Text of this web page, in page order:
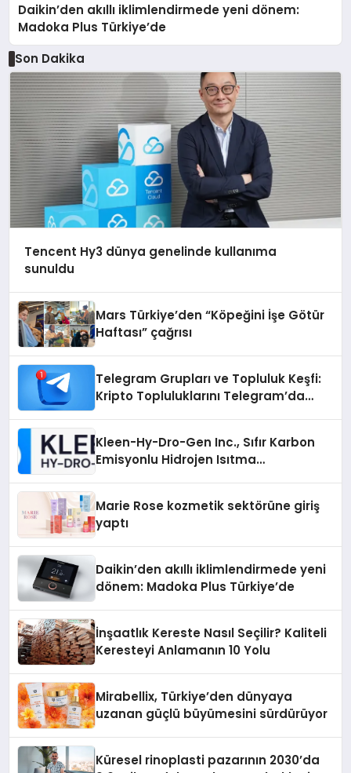
Daikin’den akıllı iklimlendirmede yeni dönem:
Madoka Plus Türkiye’de
Son Dakika
Tencent Hy3 dünya genelinde kullanıma
sunuldu
Mars Türkiye’den “Köpeğini İşe Götür
Haftası” çağrısı
Telegram Grupları ve Topluluk Keşfi:
Kripto Topluluklarını Telegram’da
Kleen-Hy-Dro-Gen Inc., Sıfır Karbon
Emisyonlu Hidrojen Isıtma
Marie Rose kozmetik sektörüne giriş
yaptı
Daikin’den akıllı iklimlendirmede yeni
dönem: Madoka Plus Türkiye’de
İnşaatlık Kereste Nasıl Seçilir? Kaliteli
Keresteyi Anlamanın 10 Yolu
Mirabellix, Türkiye’den dünyaya
uzanan güçlü büyümesini sürdürüyor
Küresel rinoplasti pazarının 2030’da